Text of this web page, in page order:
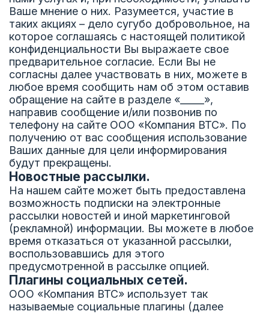
Ваше мнение о них. Разумеется, участие в
таких акциях – дело сугубо добровольное, на
которое соглашаясь с настоящей политикой
конфиденциальности Вы выражаете свое
предварительное согласие. Если Вы не
согласны далее участвовать в них, можете в
любое время сообщить нам об этом оставив
обращение на сайте в разделе «_____»,
направив сообщение и/или позвонив по
телефону на сайте ООО «Компания ВТС». По
получению от вас сообщения использование
Ваших данные для цели информирования
будут прекращены.
Новостные рассылки.
На нашем сайте может быть предоставлена
возможность подписки на электронные
рассылки новостей и иной маркетинговой
(рекламной) информации. Вы можете в любое
время отказаться от указанной рассылки,
воспользовавшись для этого
предусмотренной в рассылке опцией.
Плагины социальных сетей.
ООО «Компания ВТС» использует так
называемые социальные плагины (далее